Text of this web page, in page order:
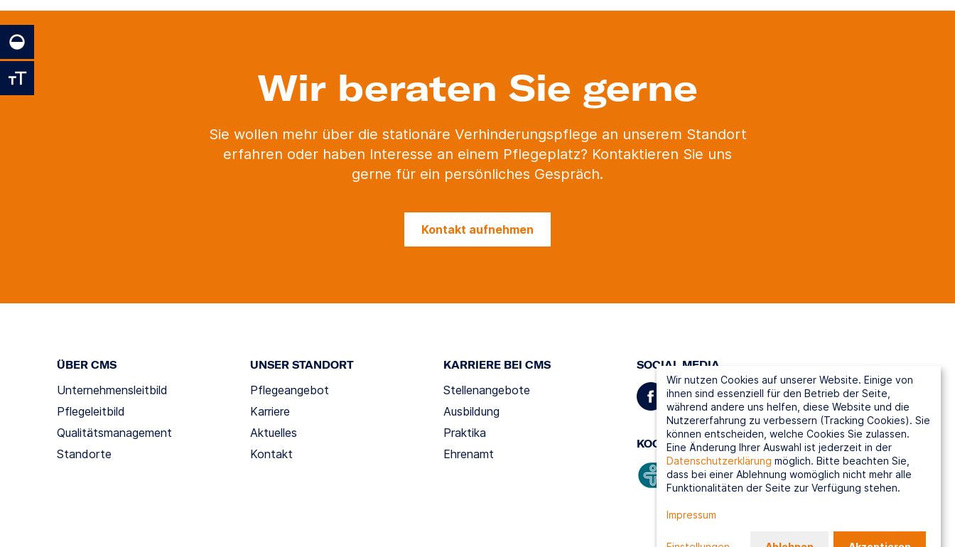
Wir beraten Sie gerne
Sie wollen mehr über die stationäre Verhinderungspflege an unserem Standort
erfahren oder haben Interesse an einem Pflegeplatz? Kontaktieren Sie uns
gerne für ein persönliches Gespräch.
Kontakt aufnehmen
ÜBER CMS
Unternehmensleitbild
Pflegeleitbild
Qualitätsmanagement
Standorte
UNSER STANDORT
Pflegeangebot
Karriere
Aktuelles
Kontakt
KARRIERE BEI CMS
Stellenangebote
Ausbildung
Praktika
Ehrenamt
SOCIAL MEDIA
KOOPERATIONSPARTNER
Wir nutzen Cookies auf unserer Website. Einige von
ihnen sind essenziell für den Betrieb der Seite,
während andere uns helfen, diese Website und die
Nutzererfahrung zu verbessern (Tracking Cookies). Sie
können entscheiden, welche Cookies Sie zulassen.
Eine Änderung Ihrer Auswahl ist jederzeit in der
Datenschutzerklärung möglich. Bitte beachten Sie,
dass bei einer Ablehnung womöglich nicht mehr alle
Funktionalitäten der Seite zur Verfügung stehen.
Impressum